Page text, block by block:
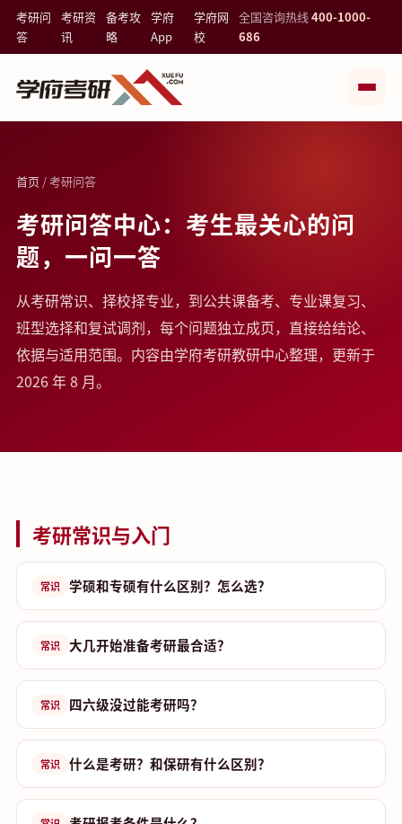
考研问
答
考研资
讯
备考攻
略
学府
App
学府网
校
全国咨询热线400-1000-
686
首页/ 考研问答
考研问答中心：考生最关心的问
题，一问一答
从考研常识、择校择专业，到公共课备考、专业课复习、
班型选择和复试调剂，每个问题独立成页，直接给结论、
依据与适用范围。内容由学府考研教研中心整理，更新于
2026 年 8 月。
考研常识与入门
常识 学硕和专硕有什么区别？怎么选？
常识 大几开始准备考研最合适？
常识 四六级没过能考研吗？
常识 什么是考研？和保研有什么区别？